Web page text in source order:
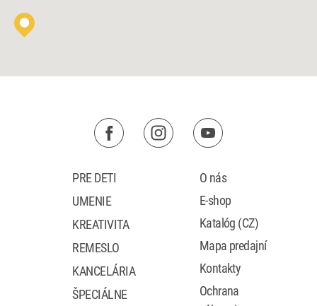
PRE DETI
UMENIE
KREATIVITA
REMESLO
KANCELÁRIA
ŠPECIÁLNE
O nás
E-shop
Katalóg (CZ)
Mapa predajní
Kontakty
Ochrana